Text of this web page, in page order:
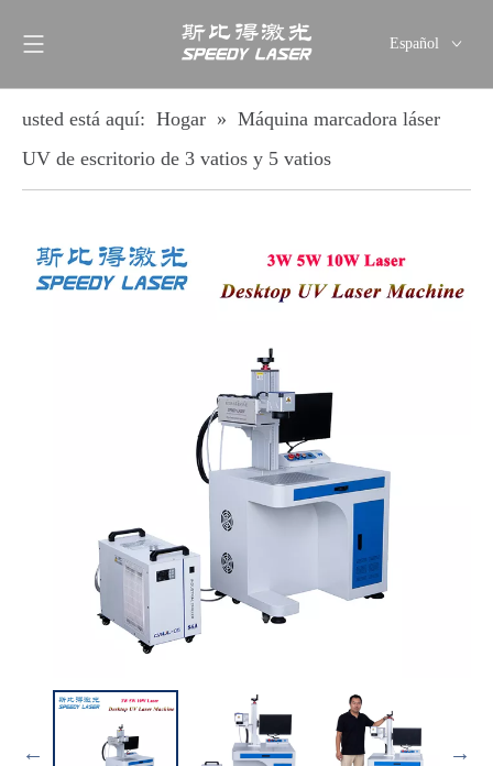
Español
简体中文
Italiano
ไทย
usted está aquí: Hogar » Máquina marcadora láser
UV de escritorio de 3 vatios y 5 vatios